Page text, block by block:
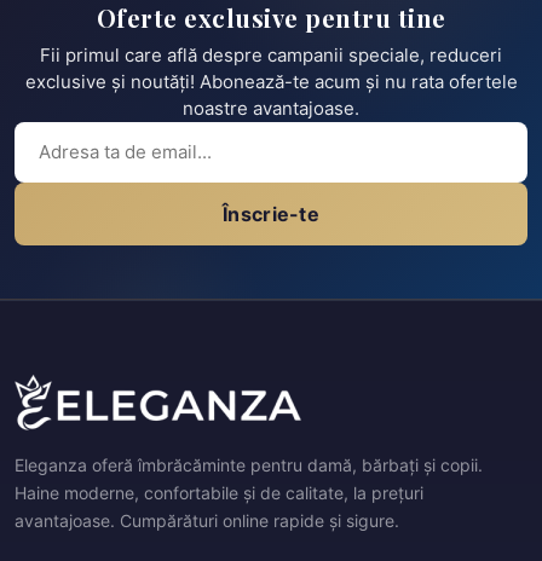
Oferte exclusive pentru tine
Fii primul care află despre campanii speciale, reduceri
exclusive și noutăți! Abonează-te acum și nu rata ofertele
noastre avantajoase.
Înscrie-te
Eleganza oferă îmbrăcăminte pentru damă, bărbați și copii.
Haine moderne, confortabile și de calitate, la prețuri
avantajoase. Cumpărături online rapide și sigure.